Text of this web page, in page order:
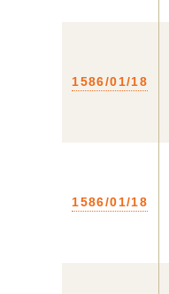
1586/01/18
1586/01/18